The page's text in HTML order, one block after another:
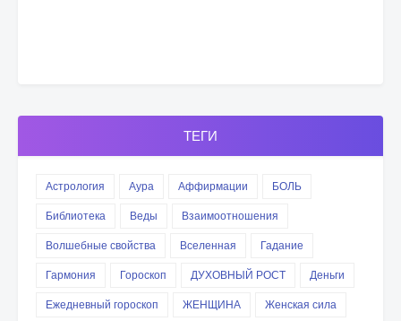
ТЕГИ
Астрология Аура Аффирмации
БОЛЬ
Библиотека
Веды
Взаимоотношения
Волшебные свойства
Вселенная
Гадание
Гармония
Гороскоп ДУХОВНЫЙ РОСТ
Деньги
Ежедневный гороскоп
ЖЕНЩИНА
Женская сила